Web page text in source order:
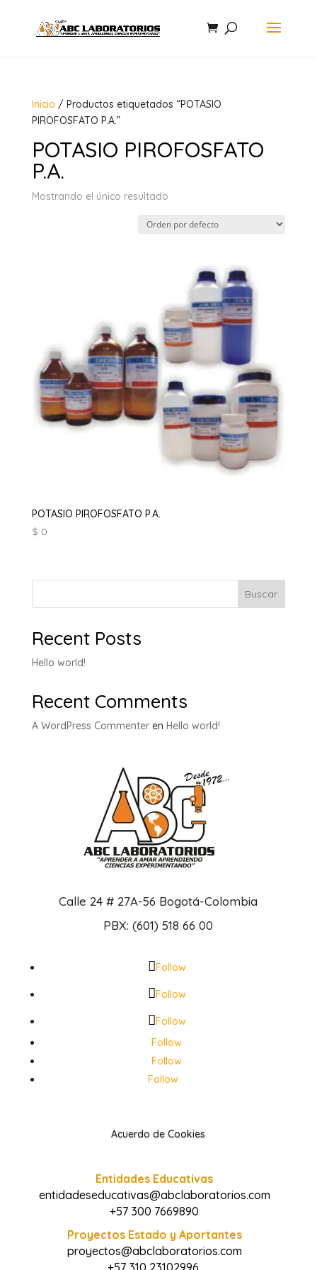
Inicio / Productos etiquetados “POTASIO
PIROFOSFATO P.A.”
POTASIO PIROFOSFATO
P.A.
Mostrando el único resultado
POTASIO PIROFOSFATO P.A.
$ 0
Buscar
Recent Posts
Hello world!
Recent Comments
A WordPress Commenteren Hello world!
Calle 24 # 27A-56 Bogotá-Colombia
PBX: (601) 518 66 00
Follow
Follow
Follow
Follow
Follow
Follow
Acuerdo de Cookies
Entidades Educativas
entidadeseducativas@abclaboratorios.com
+57 300 7669890
Proyectos Estado y Aportantes
proyectos@abclaboratorios.com